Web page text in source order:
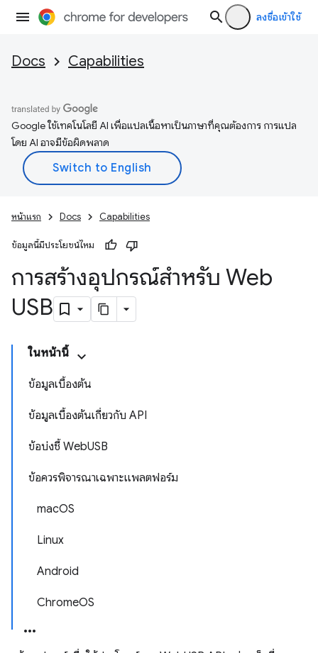
ลงชื่อเข้าใช้
Docs Capabilities
Google ใช้เทคโนโลยี AI เพื่อแปลเนื้อหาเป็นภาษาที่คุณต้องการ การแปล
โดย AI อาจมีข้อผิดพลาด
หน้าแรก Docs Capabilities
ข้อมูลนี้มีประโยชน์ไหม
การสร้างอุปกรณ์สำหรับ Web
USB
ในหน้านี้
ข้อมูลเบื้องต้น
ข้อมูลเบื้องต้นเกี่ยวกับ API
ข้อบ่งชี้ WebUSB
ข้อควรพิจารณาเฉพาะแพลตฟอร์ม
macOS
Linux
Android
ChromeOS